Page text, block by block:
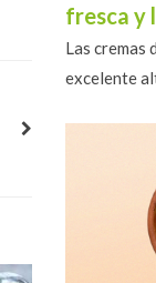
fresca y
Las cremas
excelente